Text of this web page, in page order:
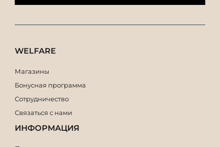
WELFARE
Магазины
Бонусная программа
Сотрудничество
Связаться с нами
ИНФОРМАЦИЯ